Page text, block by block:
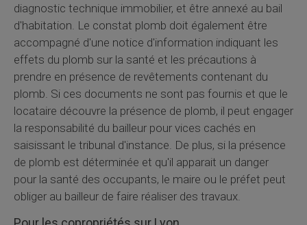
diagnostic technique immobilier, et être annexé au bail
d'habitation. Le constat plomb doit également être
accompagné d'une notice d'information indiquant les
effets du plomb sur la santé et les précautions à
prendre en présence de revêtements contenant du
plomb. Si ces documents ne sont pas fournis et que le
locataire découvre la présence de plomb, il peut engager
la responsabilité du bailleur pour vices cachés en
saisissant le tribunal d'instance. De plus, si la présence
de plomb est déterminée et qu'il apparait un danger
pour la santé des occupants, le maire ou le préfet peut
obliger au bailleur de faire réaliser des travaux.